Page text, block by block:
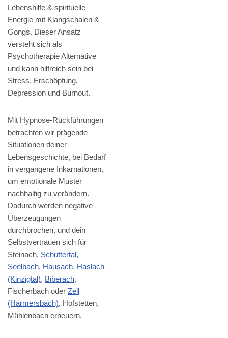
Lebenshilfe & spirituelle
Energie mit Klangschalen &
Gongs. Dieser Ansatz
versteht sich als
Psychotherapie Alternative
und kann hilfreich sein bei
Stress, Erschöpfung,
Depression und Burnout.
Mit Hypnose-Rückführungen
betrachten wir prägende
Situationen deiner
Lebensgeschichte, bei Bedarf
in vergangene Inkarnationen,
um emotionale Muster
nachhaltig zu verändern.
Dadurch werden negative
Überzeugungen
durchbrochen, und dein
Selbstvertrauen sich für
Steinach, Schuttertal,
Seelbach, Hausach, Haslach
(Kinzigtal), Biberach,
Fischerbach oder Zell
(Harmersbach), Hofstetten,
Mühlenbach erneuern.